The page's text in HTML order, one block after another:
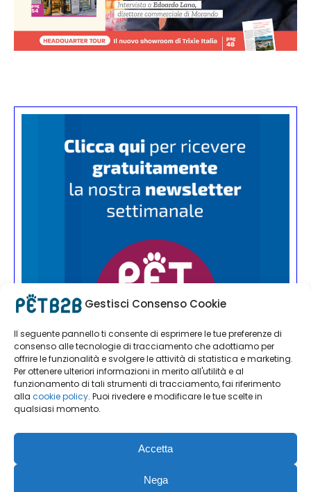
Gestisci Consenso Cookie
Il seguente pannello ti consente di esprimere le tue preferenze di
consenso alle tecnologie di tracciamento che adottiamo per
offrire le funzionalità e svolgere le attività di statistica e marketing.
Per ottenere ulteriori informazioni in merito all'utilità e al
funzionamento di tali strumenti di tracciamento, fai riferimento
alla cookie policy. Puoi rivedere e modificare le tue scelte in
qualsiasi momento.
Accetta
Nega